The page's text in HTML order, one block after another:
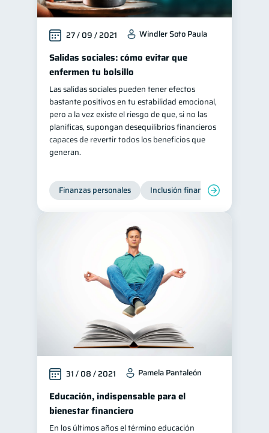
27 / 09 / 2021 Windler Soto Paula
Salidas sociales: cómo evitar que
enfermen tu bolsillo
Las salidas sociales pueden tener efectos
bastante positivos en tu estabilidad emocional,
pero a la vez existe el riesgo de que, si no las
planificas, supongan desequilibrios financieros
capaces de revertir todos los beneficios que
generan.
Finanzas personales Inclusión financiera
31 / 08 / 2021 Pamela Pantaleón
Educación, indispensable para el
bienestar financiero
En los últimos años el término educación